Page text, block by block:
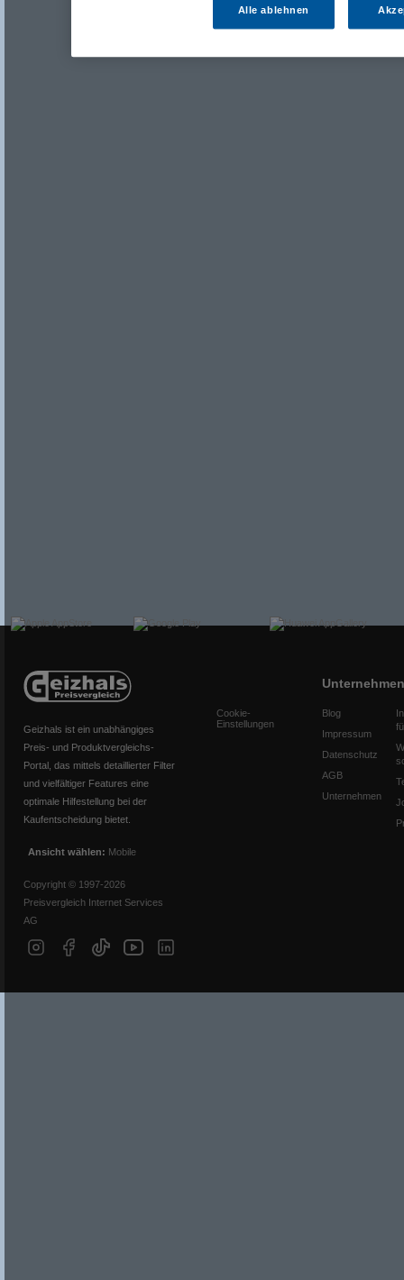
Geizhals ist ein unabhängiges
Preis- und Produktvergleichs-
Portal, das mittels detaillierter Filter
und vielfältiger Features eine
optimale Hilfestellung bei der
Kaufentscheidung bietet.
Ansicht wählen: Mobile
Copyright © 1997-2026
Preisvergleich Internet Services
AG
Cookie-
Einstellungen
Unternehmen
Blog
Impressum
Datenschutz
AGB
Unternehmen
Alle ablehnen